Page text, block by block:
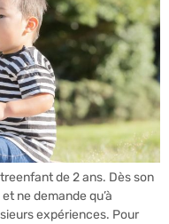
de 2 ans. Dès son
ne demande qu’à
expériences. Pour